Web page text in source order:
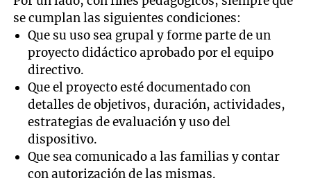
se cumplan las siguientes condiciones:
Que su uso sea grupal y forme parte de un
proyecto didáctico aprobado por el equipo
directivo.
Que el proyecto esté documentado con
detalles de objetivos, duración, actividades,
estrategias de evaluación y uso del
dispositivo.
Que sea comunicado a las familias y contar
con autorización de las mismas.